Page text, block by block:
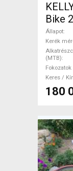
Bike
Állapot
Kerék
(MTB)
Fokozatok
Keres /
180